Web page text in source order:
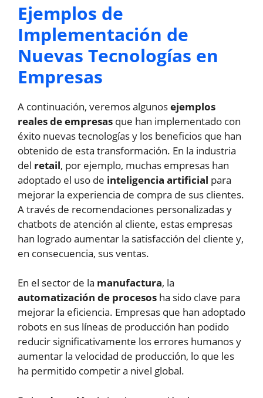
Ejemplos de
Implementación de
Nuevas Tecnologías en
Empresas
A continuación, veremos algunosejemplos
reales de empresas que han implementado con
éxito nuevas tecnologías y los beneficios que han
obtenido de esta transformación. En la industria
del retail, por ejemplo, muchas empresas han
adoptado el uso de inteligencia artificial para
mejorar la experiencia de compra de sus clientes.
A través de recomendaciones personalizadas y
chatbots de atención al cliente, estas empresas
han logrado aumentar la satisfacción del cliente y,
en consecuencia, sus ventas.
En el sector de la manufactura, la
automatización de procesos ha sido clave para
mejorar la eficiencia. Empresas que han adoptado
robots en sus líneas de producción han podido
reducir significativamente los errores humanos y
aumentar la velocidad de producción, lo que les
ha permitido competir a nivel global.